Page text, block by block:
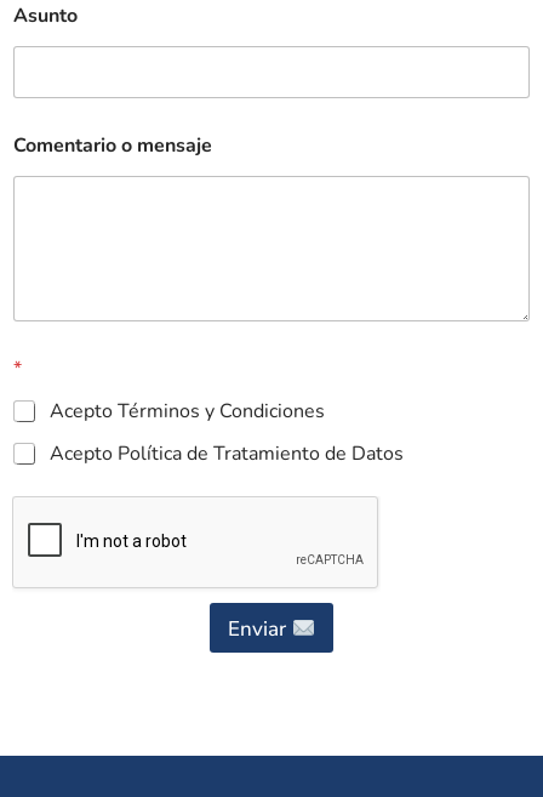
Asunto
Comentario o mensaje
*
Acepto Términos y Condiciones
Acepto Política de Tratamiento de Datos
Enviar